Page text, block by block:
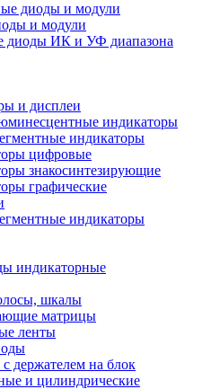
диоды и модули
и модули
диоды ИК и УФ диапазона
и дисплеи
индикаторы
индикаторы
цифровые
знакосинтезирующие
графические
индикаторы
индикаторные
шкалы
матрицы
ленты
держателем на блок
и цилиндрические